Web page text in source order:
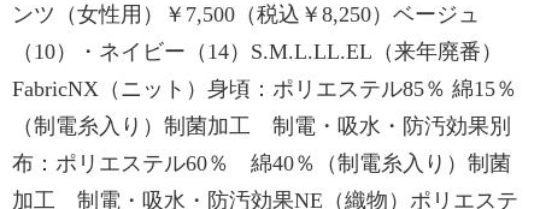
ンツ（女性用）￥7,500（税込￥8,250）ベージュ
（10）・ネイビー（14）S.M.L.LL.EL（来年廃番）
FabricNX（ニット）身頃：ポリエステル85％ 綿15％
（制電糸入り）制菌加工 制電・吸水・防汚効果別
布：ポリエステル60％ 綿40％（制電糸入り）制菌
加工 制電・吸水・防汚効果NE（織物）ポリエステ